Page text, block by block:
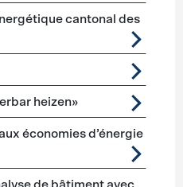
cantonal des
heizen»
économies d’énergie